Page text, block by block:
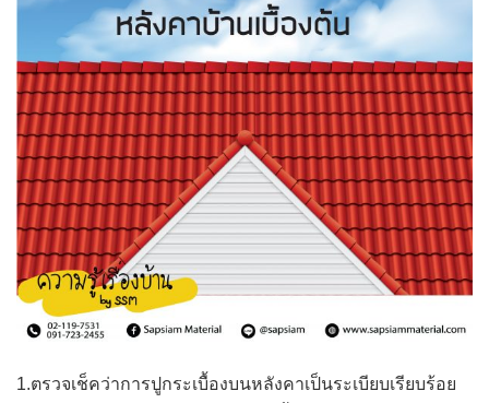
1.ตรวจเช็คว่าการปูกระเบื้องบนหลังคาเป็นระเบียบเรียบร้อย